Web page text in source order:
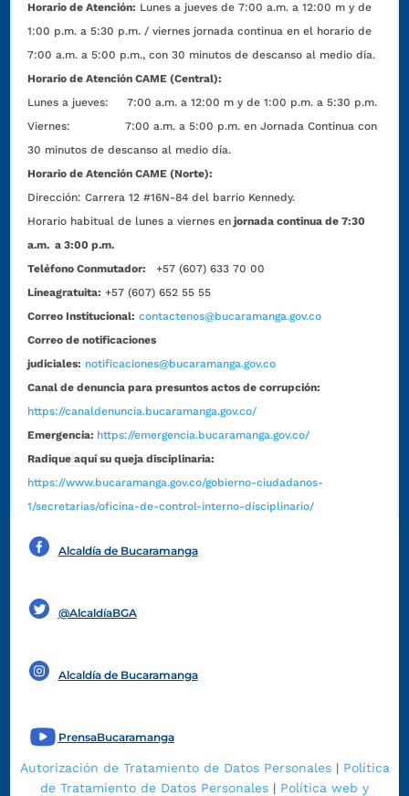
Horario de Atención: Lunes a jueves de 7:00 a.m. a 12:00 m y de
1:00 p.m. a 5:30 p.m. / viernes jornada continua en el horario de
7:00 a.m. a 5:00 p.m., con 30 minutos de descanso al medio día.
Horario de Atención CAME (Central):
Lunes a jueves: 7:00 a.m. a 12:00 m y de 1:00 p.m. a 5:30 p.m.
Viernes: 7:00 a.m. a 5:00 p.m. en Jornada Continua con
30 minutos de descanso al medio día.
Horario de Atención CAME (Norte):
Dirección:Carrera 12 #16N-84 del barrio Kennedy.
Horario habitual de lunes a viernes en jornada continua de 7:30
a.m. a 3:00 p.m.
Teléfono Conmutador:
+57 (607) 633 70 00
Líneagratuita: +57 (607) 652 55 55
Correo Institucional: contactenos@bucaramanga.gov.co
Correo de notificaciones
judiciales: notificaciones@bucaramanga.gov.co
Canal de denuncia para presuntos actos de corrupción:
https://canaldenuncia.bucaramanga.gov.co/
Emergencia: https://emergencia.bucaramanga.gov.co/
Radique aquí su queja disciplinaria:
https://www.bucaramanga.gov.co/gobierno-ciudadanos-
1/secretarias/oficina-de-control-interno-disciplinario/
Alcaldía de Bucaramanga
@AlcaldíaBGA
Alcaldía de Bucaramanga
PrensaBucaramanga
Autorización de Tratamiento de Datos Personales| Política
de Tratamiento de Datos Personales | Política web y